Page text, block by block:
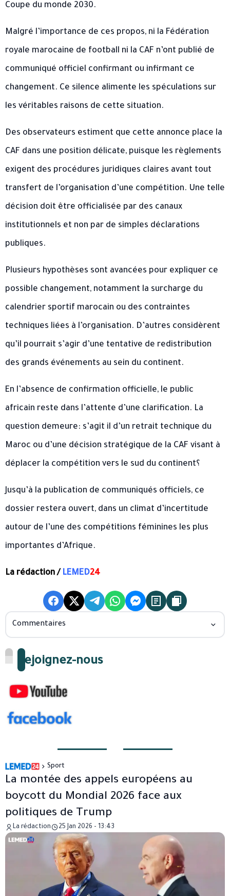
Coupe du monde 2030.
Malgré l’importance de ces propos, ni la Fédération
royale marocaine de football ni la CAF n’ont publié de
communiqué officiel confirmant ou infirmant ce
changement. Ce silence alimente les spéculations sur
les véritables raisons de cette situation.
Des observateurs estiment que cette annonce place la
CAF dans une position délicate, puisque les règlements
exigent des procédures juridiques claires avant tout
transfert de l’organisation d’une compétition. Une telle
décision doit être officialisée par des canaux
institutionnels et non par de simples déclarations
publiques.
Plusieurs hypothèses sont avancées pour expliquer ce
possible changement, notamment la surcharge du
calendrier sportif marocain ou des contraintes
techniques liées à l’organisation. D’autres considèrent
qu’il pourrait s’agir d’une tentative de redistribution
des grands événements au sein du continent.
En l’absence de confirmation officielle, le public
africain reste dans l’attente d’une clarification. La
question demeure: s’agit il d’un retrait technique du
Maroc ou d’une décision stratégique de la CAF visant à
déplacer la compétition vers le sud du continent؟
Jusqu’à la publication de communiqués officiels, ce
dossier restera ouvert, dans un climat d’incertitude
autour de l’une des compétitions féminines les plus
importantes d’Afrique.
La rédaction / LEMED24
Commentaires
Rejoignez-nous
Sport
La montée des appels européens au
boycott du Mondial 2026 face aux
politiques de Trump
La rédaction 25 Jan 2026 - 13:43